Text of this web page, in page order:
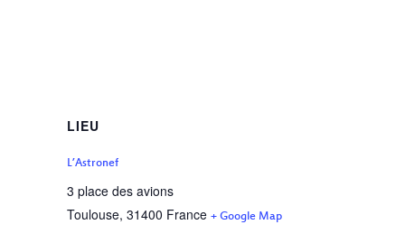
LIEU
L’Astronef
3 place des avions
Toulouse, 31400 France + Google Map